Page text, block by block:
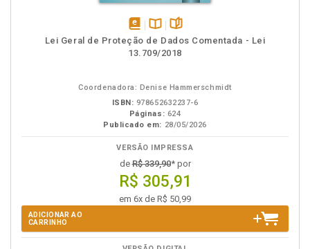
disponível
em
Disponível
na
páginas
Lei Geral de Proteção de Dados Comentada - Lei
13.709/2018
Coordenadora: Denise Hammerschmidt
ISBN: 978652632237-6
Páginas: 624
Publicado em: 28/05/2026
VERSÃO IMPRESSA
deR$ 339,90* por
R$ 305,91
em 6x de R$ 50,99
ADICIONAR AO
CARRINHO